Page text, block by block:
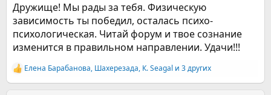
Дружище! Мы рады за тебя. Физическую
зависимость ты победил, осталась психо-
психологическая. Читай форум и твое сознание
изменится в правильном направлении. Удачи!!!
Р
е
Елена Барабанова, Шахерезада, К. Seagal и 3 других